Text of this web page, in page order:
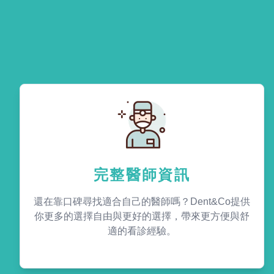
完整醫師資訊
還在靠口碑尋找適合自己的醫師嗎？Dent&Co提供
你更多的選擇自由與更好的選擇，帶來更方便與舒
適的看診經驗。